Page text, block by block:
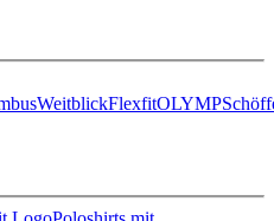
WeitblickFlexfitOLYMP